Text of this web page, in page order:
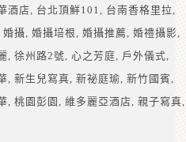
酒店 台北頂鮮101
台南香格里拉
婚攝 婚攝培根 婚攝推薦 婚禮攝影
徐州路2號 心之芳庭
戶外儀式
新生兒寫真 新祕庭瑜 新竹國賓
桃園彭園 維多麗亞酒店 親子寫真